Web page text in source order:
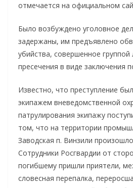
отмечается на официальном
Было возбуждено уголовное
задержаны, им предъявлено
убийства, совершенное
пресечения в виде заключения
Известно, что преступление
экипажем вневедомственной
патрулирования экипажу
том, что на территории
Заводская п. Винзили
Сотрудники Росгвардии от
погибшему пришли приятели,
словесная перепалка,